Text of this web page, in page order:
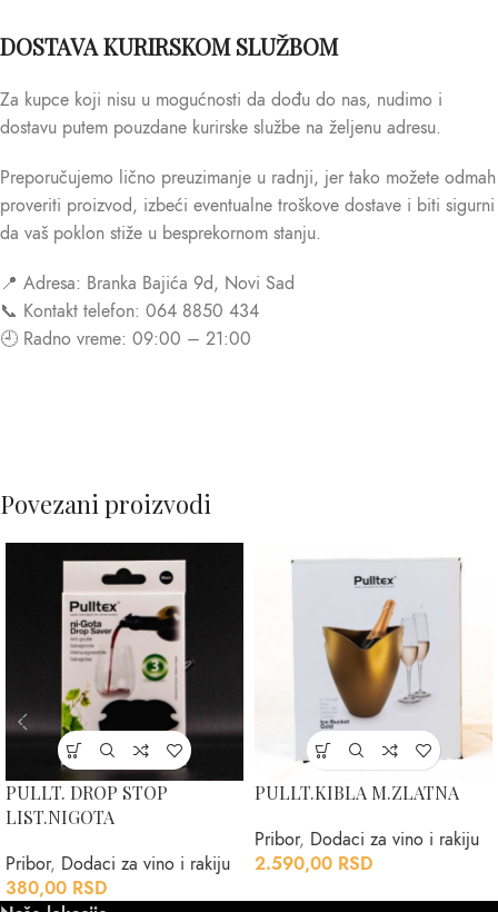
DOSTAVA KURIRSKOM SLUŽBOM
Za kupce koji nisu u mogućnosti da dođu do nas, nudimo i
dostavu putem pouzdane kurirske službe na željenu adresu.
Preporučujemo lično preuzimanje u radnji, jer tako možete odmah
proveriti proizvod, izbeći eventualne troškove dostave i biti sigurni
da vaš poklon stiže u besprekornom stanju.
📍 Adresa: Branka Bajića 9d, Novi Sad
📞 Kontakt telefon: 064 8850 434
🕘 Radno vreme: 09:00 – 21:00
Povezani proizvodi
PULLT. DROP STOP
LIST.NIGOTA
Pribor, Dodaci za vino i rakiju
380,00 RSD
PULLT.KIBLA M.ZLATNA
Pribor, Dodaci za vino i rakiju
2.590,00 RSD